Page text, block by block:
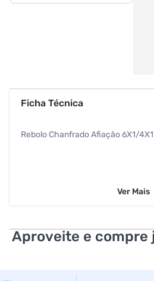
Ficha Técnica
Rebolo Chanfrado Afiação 6X1/
Ver Mais
Aproveite e compre